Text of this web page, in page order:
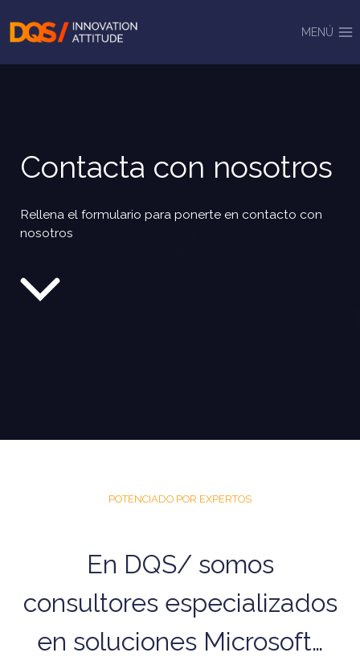
MENÚ
Contacta con nosotros
Rellena el formulario para ponerte en contacto con
nosotros
POTENCIADO POR EXPERTOS
En DQS/ somos
consultores especializados
en soluciones Microsoft…